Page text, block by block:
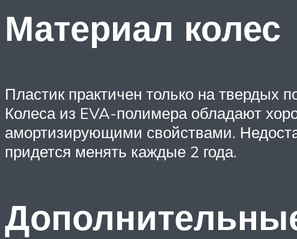
Материал колес
Пластик практичен только на твердых
Колеса из EVA-полимера обладают
амортизирующими свойствами.
придется менять каждые 2 года.